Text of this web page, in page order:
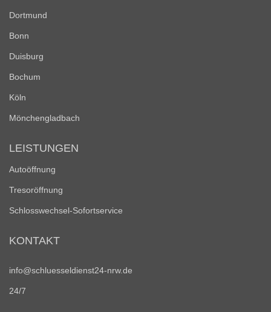
Dortmund
Bonn
Duisburg
Bochum
Köln
Mönchengladbach
LEISTUNGEN
Autoöffnung
Tresoröffnung
Schlosswechsel-Sofortservice
KONTAKT
info@schluesseldienst24-nrw.de
24/7